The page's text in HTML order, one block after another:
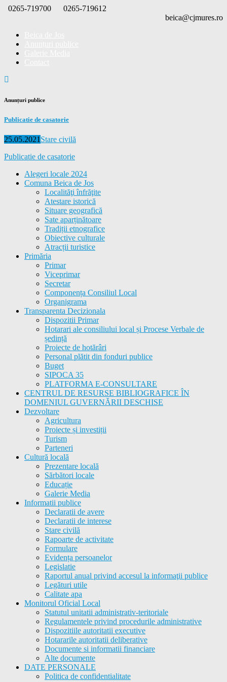
Skip
0265-719700
0265-719612
beica@cjmures.ro
Anunțuri publice
Publicatie de casatorie
Posted
25.05.2021 Categories
Stare civilă
Publicatie de casatorie
Alegeri locale 2024
Comuna Beica de Jos
Localităţi înfrăţite
Atestare istorică
Situare geografică
Sate aparținătoare
Tradiții etnografice
Obiective culturale
Atracții turistice
Primăria
Primar
Viceprimar
Secretar
Componența Consiliul Local
Organigrama
Transparenta Decizionala
Dispozitii Primar
Hotarari ale consiliului local și Procese Verbale de
ședință
Proiecte de hotărâri
Personal plătit din fonduri publice
Buget
SIPOCA 35
PLATFORMA E-CONSULTARE
CENTRUL DE RESURSE BIBLIOGRAFICE ÎN
DOMENIUL GUVERNĂRII DESCHISE
Dezvoltare
Agricultura
Proiecte și investiții
Turism
Parteneri
Cultură locală
Prezentare locală
Sărbători locale
Educație
Galerie Media
Informatii publice
Declaratii de avere
Declaratii de interese
Stare civilă
Rapoarte de activitate
Formulare
Evidența persoanelor
Legislatie
Raportul anual privind accesul la informaţii publice
Legături utile
Calitate apa
Monitorul Oficial Local
Statutul unitatii administrativ-teritoriale
Regulamentele privind procedurile administrative
Dispozitiile autoritatii executive
Hotararile autoritatii deliberative
Documente si informatii financiare
Alte documente
DATE PERSONALE
Politica de confidentialitate